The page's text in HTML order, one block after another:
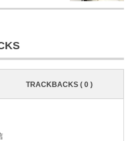
TRACKBACKS ( 0 )